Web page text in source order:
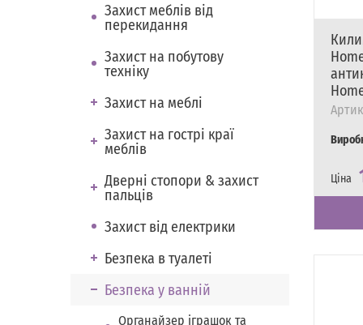
Захист меблів від
перекидання
Захист на побутову
техніку
Захист на меблі
Захист на гострі краї
меблів
Дверні стопори & захист
пальців
Захист від електрики
Безпека в туалеті
Безпека у ванній
Органайзер іграшок та
Ціна
Є в